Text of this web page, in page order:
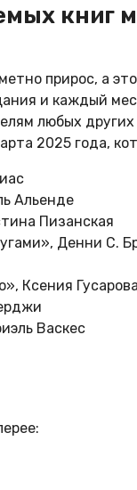
книг
прирос, а
и каждый
любых
2025 года,
Альенде
Пизанская
Денни С.
Ксения
Васкес